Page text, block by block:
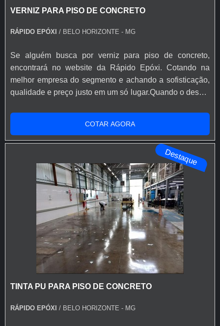
VERNIZ PARA PISO DE CONCRETO
RÁPIDO EPÓXI / BELO HORIZONTE - MG
Se alguém busca por verniz para piso de concreto,
encontrará no website da Rápido Epóxi. Cotando na
melhor empresa do segmento e achando a sofisticação,
qualidade e preço justo em um só lugar.Quando o desejo
cliente poderá encontrar excelente custo-benefício com
soluções eficazes para acessórios e ferramentas para
aplicação de base epóxi.MAIS INFORMAÇÕES SOBRE
COTAR AGORA
Destaque
TINTA PU PARA PISO DE CONCRETO
RÁPIDO EPÓXI / BELO HORIZONTE - MG